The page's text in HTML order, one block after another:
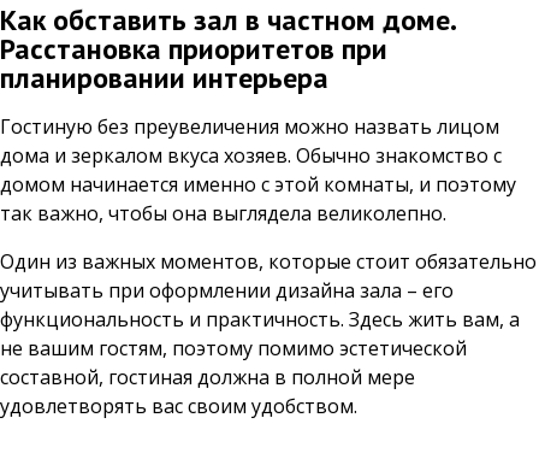
Как обставить зал в частном доме.
Расстановка приоритетов при
планировании интерьера
Гостиную без преувеличения можно назвать лицом
дома и зеркалом вкуса хозяев. Обычно знакомство с
домом начинается именно с этой комнаты, и поэтому
так важно, чтобы она выглядела великолепно.
Один из важных моментов, которые стоит обязательно
учитывать при оформлении дизайна зала – его
функциональность и практичность. Здесь жить вам, а
не вашим гостям, поэтому помимо эстетической
составной, гостиная должна в полной мере
удовлетворять вас своим удобством.